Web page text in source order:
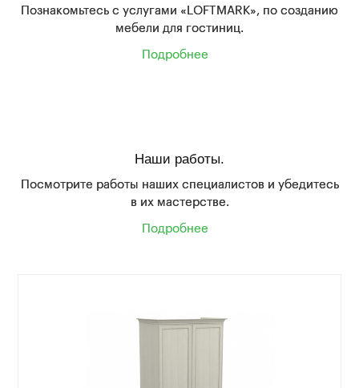
Познакомьтесь с услугами «LOFTMARK», по созданию
мебели для гостиниц.
Подробнее
Наши работы.
Посмотрите работы наших специалистов и убедитесь
в их мастерстве.
Подробнее